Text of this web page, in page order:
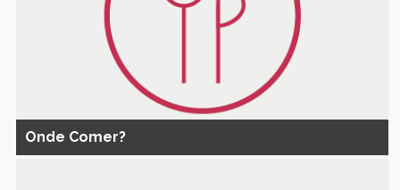
Onde Comer?